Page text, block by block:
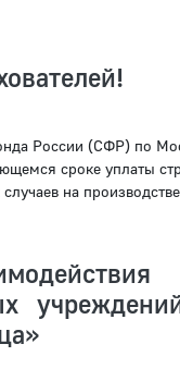
России (СФР) по
сроке уплаты
случаев на